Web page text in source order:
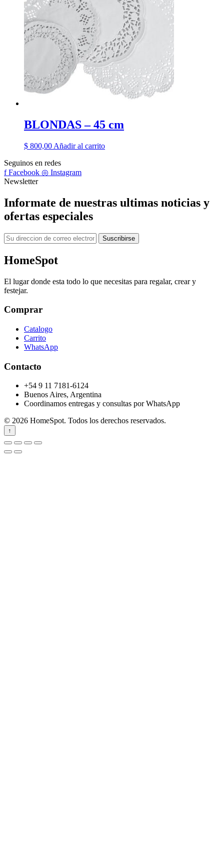
BLONDAS – 45 cm
$ 800,00 Añadir al carrito
Seguinos en redes
fFacebook ◎ Instagram
Newsletter
Informate de nuestras ultimas noticias y
ofertas especiales
Correo
electronico
Suscribirse
HomeSpot
El lugar donde esta todo lo que necesitas para regalar, crear y
festejar.
Comprar
Catalogo
Carrito
WhatsApp
Contacto
+54 9 11 7181-6124
Buenos Aires, Argentina
Coordinamos entregas y consultas por WhatsApp
© 2026 HomeSpot. Todos los derechos reservados.
↑